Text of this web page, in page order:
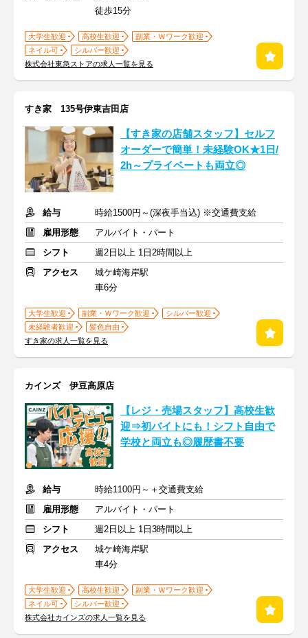
徒歩15分
大学生歓迎 高校生歓迎
副業・Ｗワーク歓迎
ネイル可
シルバー歓迎
株式会社東急ストアの求人一覧を見る
すき家 135号伊東吉田店
【すき家の店舗スタッフ】セルフ
オーダーで簡単！未経験OK★1日/
2h～プライベートも両立◎
給与
時給1500円～(深夜手当込) ※交通費支給
雇用形態
アルバイト・パート
シフト
週2日以上 1日2時間以上
アクセス
城ケ崎海岸駅
車6分
大学生歓迎 副業・Ｗワーク歓迎
シルバー歓迎
未経験者歓迎
髪色自由
すき家の求人一覧を見る
カインズ 伊豆高原店
【レジ・売場スタッフ】高校生歓
迎⇒初バイトにも！シフト自由で
学校と両立も◎履歴書不要
給与
時給1100円～＋交通費支給
雇用形態
アルバイト・パート
シフト
週2日以上 1日3時間以上
アクセス
城ケ崎海岸駅
車4分
大学生歓迎 高校生歓迎
副業・Ｗワーク歓迎
ネイル可
シルバー歓迎
株式会社カインズの求人一覧を見る